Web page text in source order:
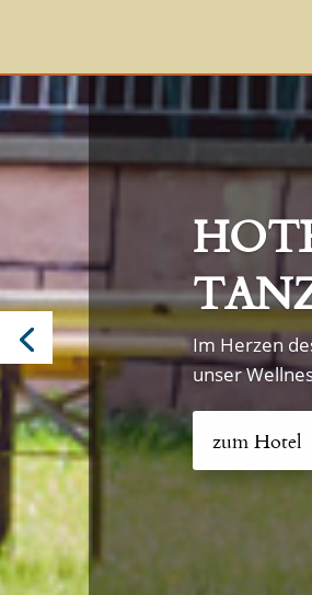
Im Herzen
unser
zum Hotel